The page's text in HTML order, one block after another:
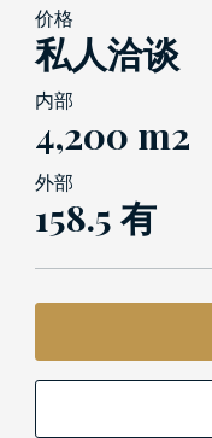
价格
私人洽谈
内部
4,200 m2
外部
158.5 有